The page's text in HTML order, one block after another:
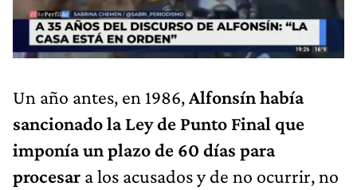
Un año antes, en 1986,Alfonsín había
sancionado la Ley de Punto Final que
imponía un plazo de 60 días para
procesar a los acusados y de no ocurrir, no